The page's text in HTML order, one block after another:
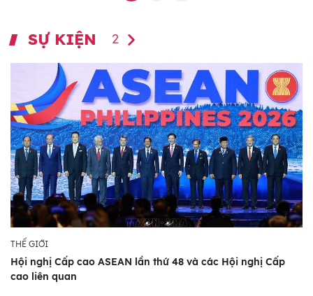
SỰ KIỆN 2
THẾ GIỚI
Hội nghị Cấp cao ASEAN lần thứ 48 và các Hội nghị Cấp
cao liên quan